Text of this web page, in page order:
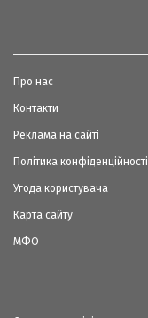
Про нас
Контакти
Реклама на сайті
Політика конфіденційності
Угода користувача
Карта сайту
МФО